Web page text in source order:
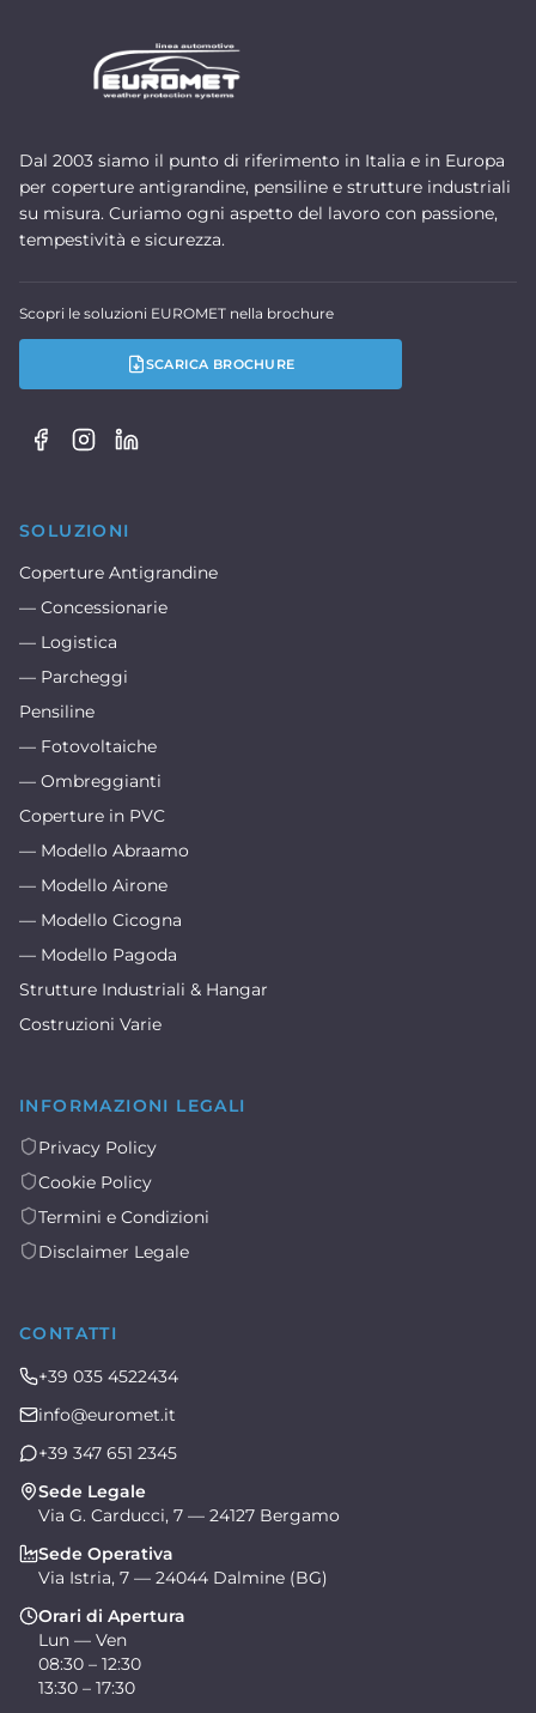
Dal 2003 siamo il punto di riferimento in Italia e in Europa
per coperture antigrandine, pensiline e strutture industriali
su misura. Curiamo ogni aspetto del lavoro con passione,
tempestività e sicurezza.
Scopri le soluzioni EUROMET nella brochure
SCARICA BROCHURE
SOLUZIONI
Coperture Antigrandine
— Concessionarie
— Logistica
— Parcheggi
Pensiline
— Fotovoltaiche
— Ombreggianti
Coperture in PVC
— Modello Abraamo
— Modello Airone
— Modello Cicogna
— Modello Pagoda
Strutture Industriali & Hangar
Costruzioni Varie
INFORMAZIONI LEGALI
Privacy Policy
Cookie Policy
Termini e Condizioni
Disclaimer Legale
CONTATTI
+39 035 4522434
info@euromet.it
+39 347 651 2345
Sede Legale
Via G. Carducci, 7 — 24127 Bergamo
Sede Operativa
Via Istria, 7 — 24044 Dalmine (BG)
Orari di Apertura
Lun — Ven
08:30 – 12:30
13:30 – 17:30